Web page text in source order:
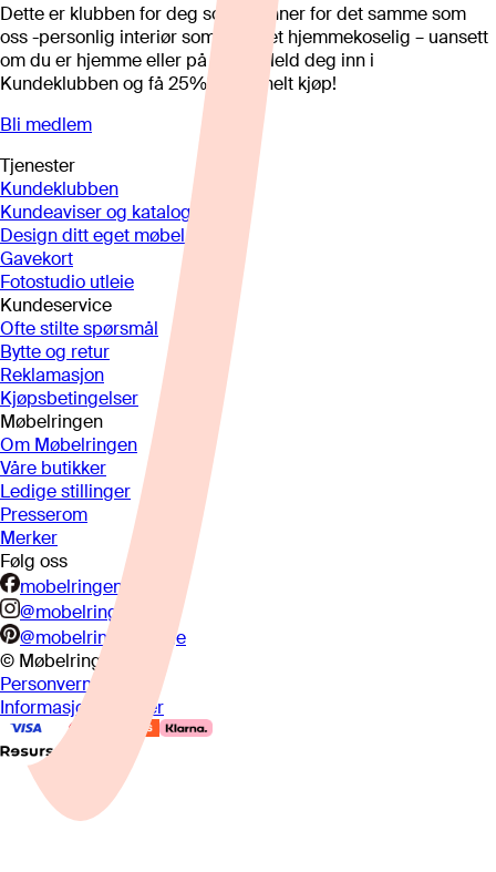
Dette er klubben for deg som brenner for det samme som
oss -personlig interiør som gjør det hjemmekoselig – uansett
om du er hjemme eller på hytta. Meld deg inn i
Kundeklubben og få 25%* på et helt kjøp!
Bli medlem
Tjenester
Kundeklubben
Kundeaviser og kataloger
Design ditt eget møbel
Gavekort
Fotostudio utleie
Kundeservice
Ofte stilte spørsmål
Bytte og retur
Reklamasjon
Kjøpsbetingelser
Møbelringen
Om Møbelringen
Våre butikker
Ledige stillinger
Presserom
Merker
Følg oss
mobelringen.no
@mobelringen
@mobelringennorge
© Møbelringen
2026
Personvern
Informasjonskapsler